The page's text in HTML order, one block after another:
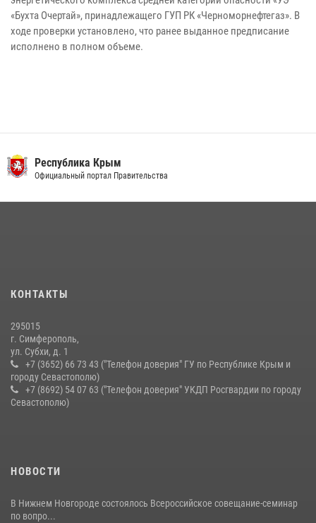
«Бухта Очертай», принадлежащего ГУП РК «Черноморнефтегаз». В
ходе проверки установлено, что ранее выданное предписание
исполнено в полном объеме.
Республика Крым
Официальный портал Правительства
КОНТАКТЫ
295015
г. Симферополь,
ул. Субхи, д. 1
+7 (3652) 66 73 43 ("Телефон доверия" ГУ по Республике Крым и
городу Севастополю)
+7 (8692) 54 07 63 ("Телефон доверия" УКДП Росгвардии по городу
Севастополю)
НОВОСТИ
В Нижнем Новгороде состоялось Всероссийское совещание-семинар
по вопро...